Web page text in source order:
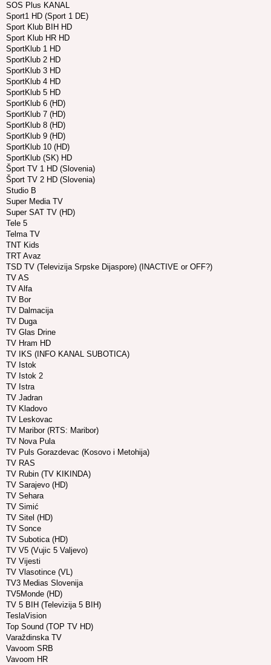
SOS Plus KANAL
Sport1 HD (Sport 1 DE)
Sport Klub BIH HD
Sport Klub HR HD
SportKlub 1 HD
SportKlub 2 HD
SportKlub 3 HD
SportKlub 4 HD
SportKlub 5 HD
SportKlub 6 (HD)
SportKlub 7 (HD)
SportKlub 8 (HD)
SportKlub 9 (HD)
SportKlub 10 (HD)
SportKlub (SK) HD
Šport TV 1 HD (Slovenia)
Šport TV 2 HD (Slovenia)
Studio B
Super Media TV
Super SAT TV (HD)
Tele 5
Telma TV
TNT Kids
TRT Avaz
TSD TV (Televizija Srpske Dijaspore) (INACTIVE or OFF?)
TV AS
TV Alfa
TV Bor
TV Dalmacija
TV Duga
TV Glas Drine
TV Hram HD
TV IKS (INFO KANAL SUBOTICA)
TV Istok
TV Istok 2
TV Istra
TV Jadran
TV Kladovo
TV Leskovac
TV Maribor (RTS: Maribor)
TV Nova Pula
TV Puls Gorazdevac (Kosovo i Metohija)
TV RAS
TV Rubin (TV KIKINDA)
TV Sarajevo (HD)
TV Sehara
TV Simić
TV Sitel (HD)
TV Sonce
TV Subotica (HD)
TV V5 (Vujic 5 Valjevo)
TV Vijesti
TV Vlasotince (VL)
TV3 Medias Slovenija
TV5Monde (HD)
TV 5 BIH (Televizija 5 BIH)
TeslaVision
Top Sound (TOP TV HD)
Varaždinska TV
Vavoom SRB
Vavoom HR